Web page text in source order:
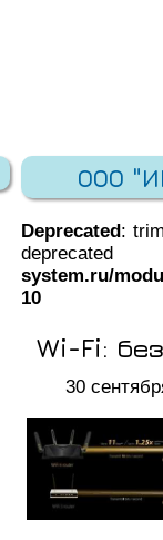
ООО
Deprecated:
system.ru/
10
Wi-Fi:
30